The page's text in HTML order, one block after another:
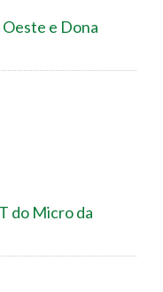
Oeste e Dona
do Micro da